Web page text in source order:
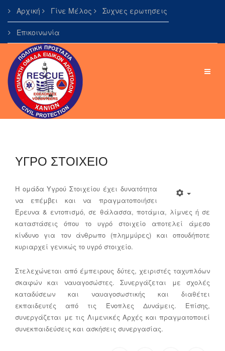
Αρχική Γίνε Μέλος Συχνες ερωτησεις
Επικοινωνία
ΥΓΡΟ ΣΤΟΙΧΕΙΟ
Η ομάδα Υγρού Στοιχείου έχει δυνατότητα
να επέμβει και να πραγματοποιήσει
Έρευνα & εντοπισμό, σε θάλασσα, ποτάμια, λίμνες ή σε
καταστάσεις όπου το υγρό στοιχείο αποτελεί άμεσο
κίνδυνο για τον άνθρωπο (πλημμύρες) και οπουδήποτε
κυριαρχεί γενικώς το υγρό στοιχείο.
Στελεχώνεται από έμπειρους δύτες, χειριστές ταχυπλόων
σκαφών και ναυαγοσώστες. Συνεργάζεται με σχολές
καταδύσεων και ναυαγοσωστικής και διαθέτει
εκπαιδευτές από τις Ένοπλες Δυνάμεις. Επίσης,
συνεργάζεται με τις Λιμενικές Αρχές και πραγματοποιεί
συνεκπαιδεύσεις και ασκήσεις συνεργασίας.